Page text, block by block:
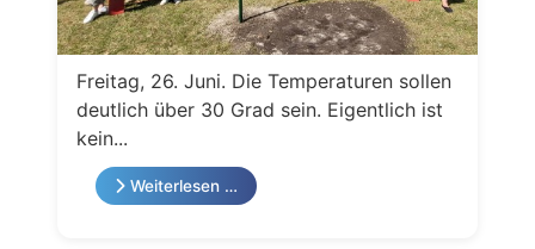
Freitag, 26. Juni. Die Temperaturen sollen
deutlich über 30 Grad sein. Eigentlich ist
kein...
Weiterlesen …